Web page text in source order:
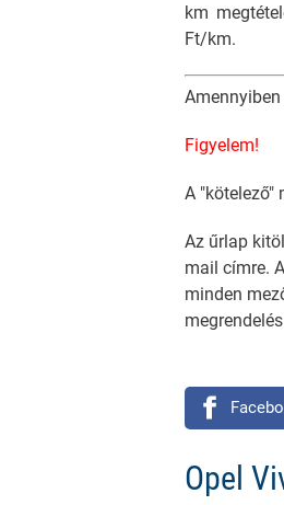
km
Ft/km.
Figyelem!
A "kötelező"
Az űrlap
mail címre.
minden
Opel